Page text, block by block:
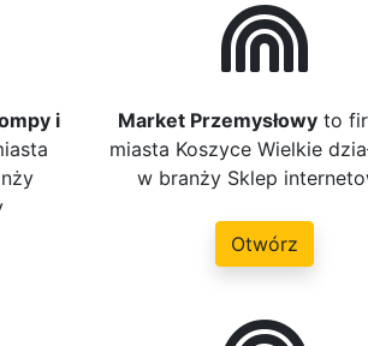
i
Market Przemysłowyto
miasta Koszyce Wielkie
w branży Sklep
Otwórz